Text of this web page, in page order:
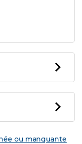
ou manquante